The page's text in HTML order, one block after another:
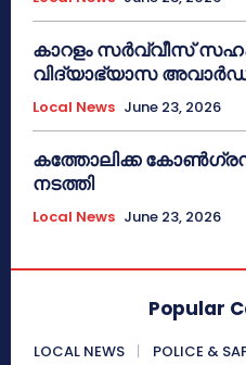
കാറളം സർവ്വീസ്
വിദ്യാഭ്യാസ
Local News June 23, 2026
കത്തോലിക്ക
നടത്തി
Local News June 23, 2026
Popular
LOCAL NEWS POLICE &